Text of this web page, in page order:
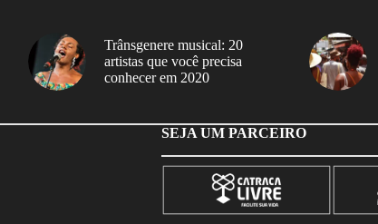
Trânsgenere musical: 20
artistas que você precisa
conhecer em 2020
SEJA UM PARCEIRO